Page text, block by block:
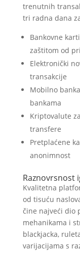
trenutnih
tri radna dana
Bankovne
zaštitom od
Elektronički
transakcije
Mobilno
bankama
Kriptovalute
transfere
Pretplaćene
anonimnost
Raznovrsnost
Kvalitetna
od tisuću
čine najveći dio
mehanikama i
blackjacka,
varijacijama s